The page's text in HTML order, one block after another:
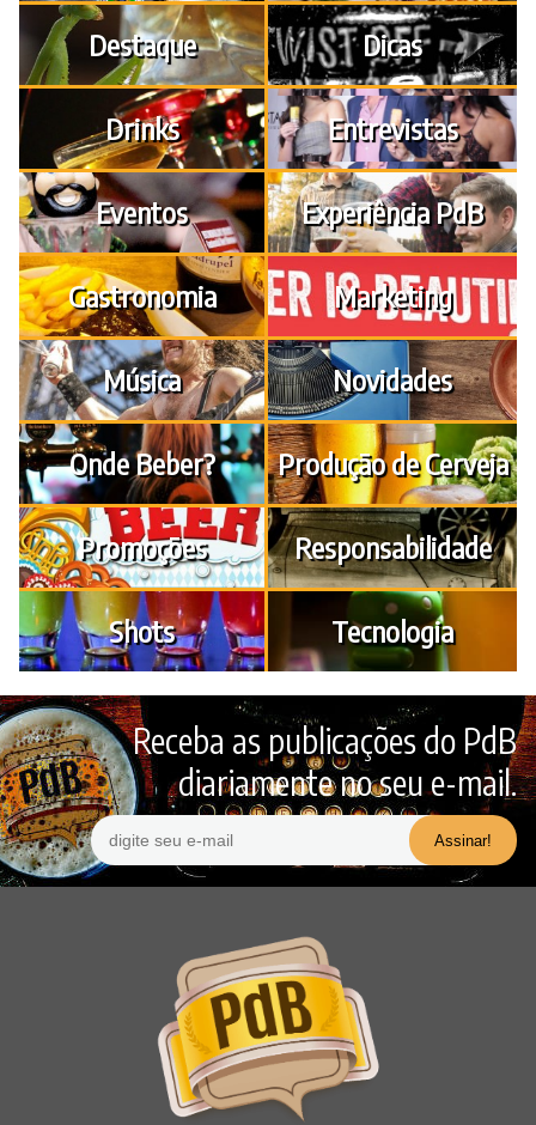
Destaque
Dicas
Drinks Entrevistas
Eventos Experiência PdB
Gastronomia Marketing
Música Novidades
Onde Beber? Produção de Cerveja
Promoções Responsabilidade
Shots Tecnologia
Receba as publicações do PdB
diariamente no seu e-mail.